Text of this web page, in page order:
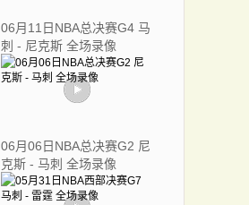
06月11日NBA总决赛G4 马
刺 - 尼克斯 全场录像
06月06日NBA总决赛G2 尼
克斯 - 马刺 全场录像